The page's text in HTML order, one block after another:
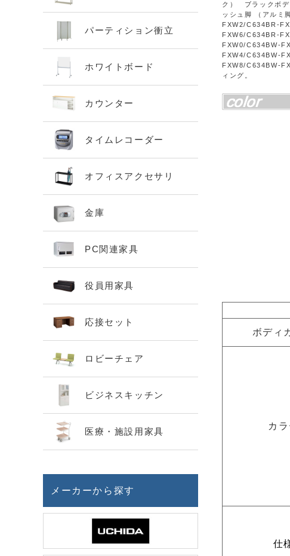
ク） ブラックボデ
ッシュ脚 （アル
FXW2/C634BR-
FXW6/C634BR-
FXW0/C634BW-
FXW4/C634BW-
FXW8/C634BW-
ィング。
ボディ
カラ
仕
パーティション衝立
ホワイトボード
カウンター
タイムレコーダー
オフィスアクセサリ
金庫
PC関連家具
役員用家具
応接セット
ロビーチェア
ビジネスキッチン
医療・施設用家具
メーカーから探す